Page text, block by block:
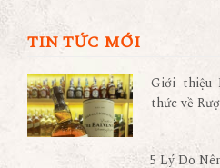
TIN TỨC MỚI
Giới thiệu
thức về
5 Lý Do